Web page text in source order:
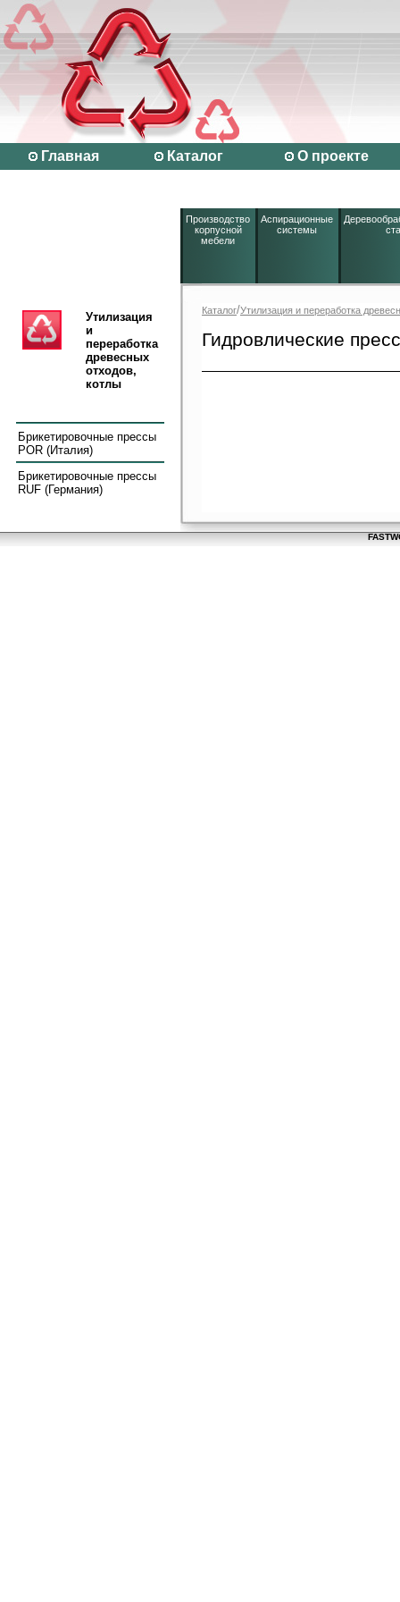
Главная Каталог О проекте
Производство
корпусной
мебели
Аспирационные
системы
Утилизация
и
переработка
древесных
отходов,
котлы
Брикетировочные прессы
POR (Италия)
Брикетировочные прессы
RUF (Германия)
Каталог/Утилизация и переработка
Гидровлические